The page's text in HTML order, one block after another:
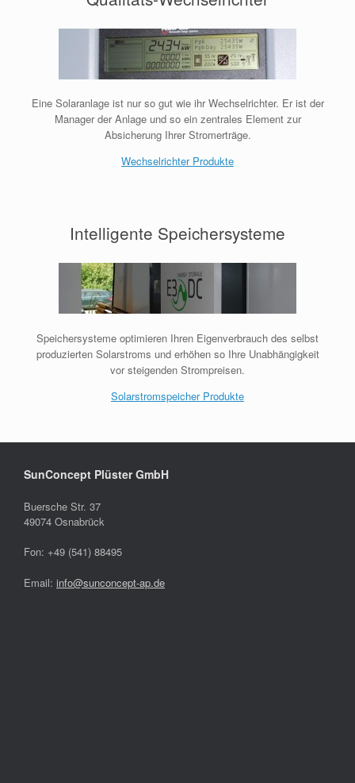
Eine Solaranlage ist nur so gut wie ihr Wechselrichter. Er ist der
Manager der Anlage und so ein zentrales Element zur
Absicherung Ihrer Stromerträge.
Wechselrichter Produkte
Intelligente Speichersysteme
Speichersysteme optimieren Ihren Eigenverbrauch des selbst
produzierten Solarstroms und erhöhen so Ihre Unabhängigkeit
vor steigenden Strompreisen.
Solarstromspeicher Produkte
SunConcept Plüster GmbH
Buersche Str. 37
49074 Osnabrück
Fon: +49 (541) 88495
Email: info@sunconcept-ap.de